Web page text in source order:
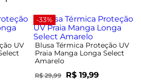
UV
-33%
Blusa Térmica Proteção UV
Praia Manga Longa Select
Amarelo
R$ 29,99 R$ 19,99